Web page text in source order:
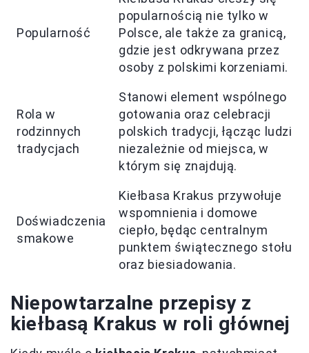
Popularność
popularnością nie tylko w
Polsce, ale także za granicą,
gdzie jest odkrywana przez
osoby z polskimi korzeniami.
Rola w
rodzinnych
tradycjach
Stanowi element wspólnego
gotowania oraz celebracji
polskich tradycji, łącząc ludzi
niezależnie od miejsca, w
którym się znajdują.
Doświadczenia
smakowe
Kiełbasa Krakus przywołuje
wspomnienia i domowe
ciepło, będąc centralnym
punktem świątecznego stołu
oraz biesiadowania.
Niepowtarzalne przepisy z
kiełbasą Krakus w roli głównej